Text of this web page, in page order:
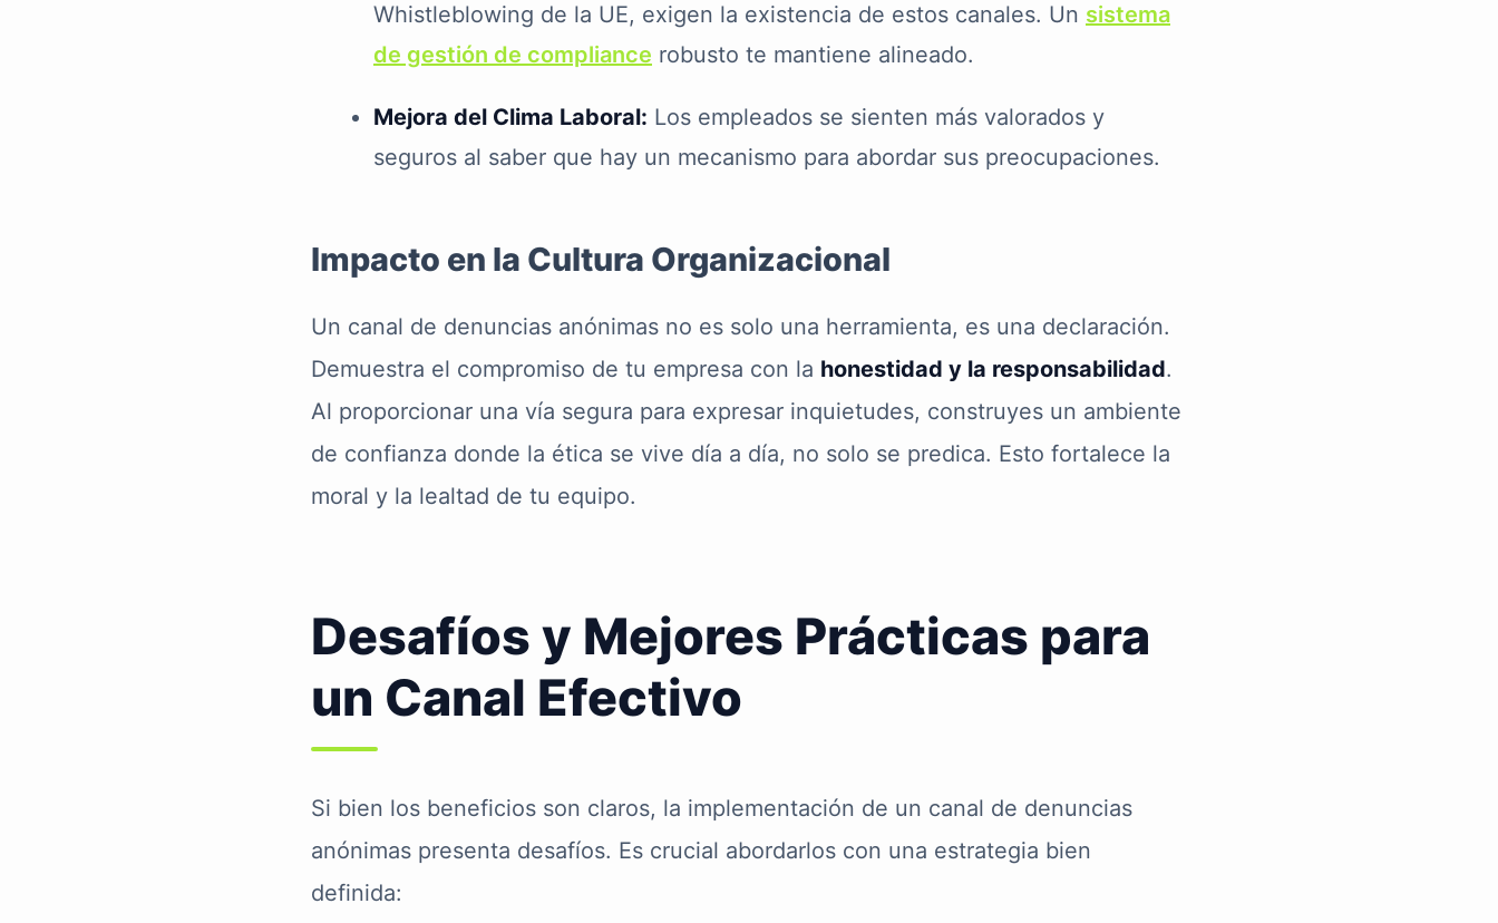
Whistleblowing de la UE, exigen la existencia de estos canales. Un sistema
de gestión de compliance robusto te mantiene alineado.
Mejora del Clima Laboral: Los empleados se sienten más valorados y
seguros al saber que hay un mecanismo para abordar sus preocupaciones.
Impacto en la Cultura Organizacional
Un canal de denuncias anónimas no es solo una herramienta, es una declaración.
Demuestra el compromiso de tu empresa con la honestidad y la responsabilidad.
Al proporcionar una vía segura para expresar inquietudes, construyes un ambiente
de confianza donde la ética se vive día a día, no solo se predica. Esto fortalece la
moral y la lealtad de tu equipo.
Desafíos y Mejores Prácticas para
un Canal Efectivo
Si bien los beneficios son claros, la implementación de un canal de denuncias
anónimas presenta desafíos. Es crucial abordarlos con una estrategia bien
definida: